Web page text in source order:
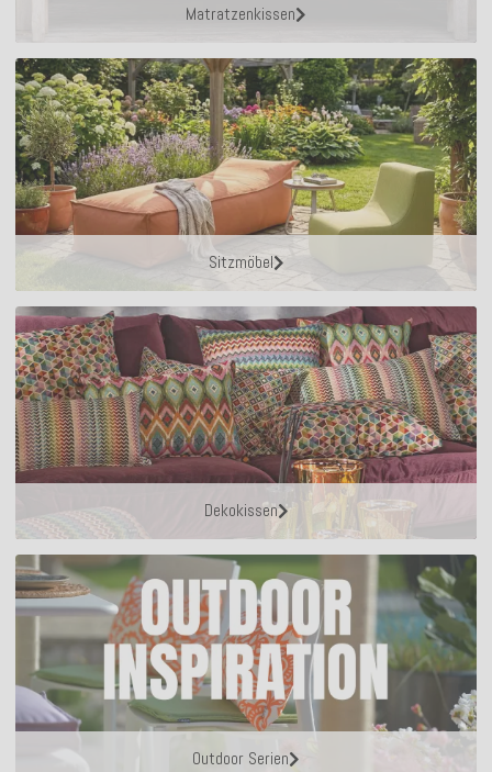
Matratzenkissen
Sitzmöbel
Dekokissen
Outdoor Serien